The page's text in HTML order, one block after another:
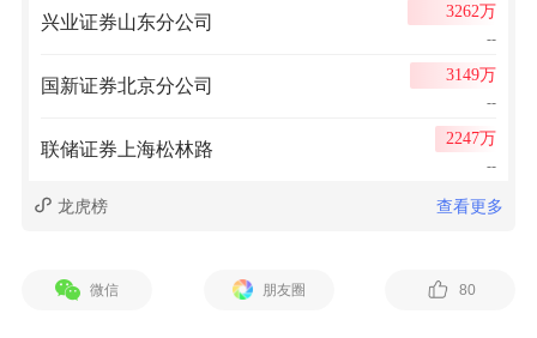
兴业证券山东分公司
3262万
--
国新证券北京分公司
3149万
--
联储证券上海松林路
2247万
--
龙虎榜 查看更多
微信 朋友圈 80